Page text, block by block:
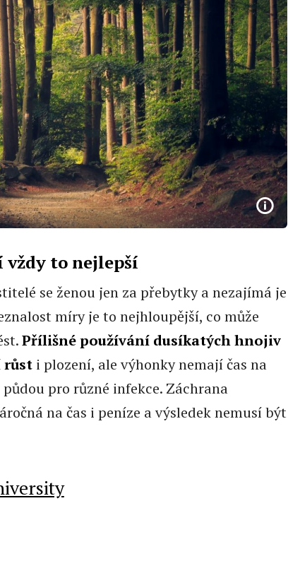
vždy to nejlepší
se ženou jen za přebytky a nezajímá je
míry je to nejhloupější, co může
Přílišné používání dusíkatých hnojiv
růsti plození, ale výhonky nemají čas na
pro různé infekce. Záchrana
na čas i peníze a výsledek nemusí být